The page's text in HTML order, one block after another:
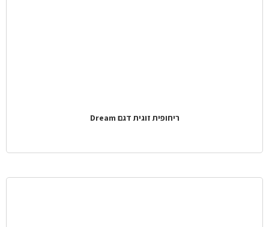
ריחופית זוגית דגם Dream